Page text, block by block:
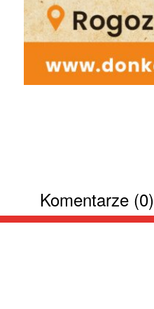
Komentarze (0)